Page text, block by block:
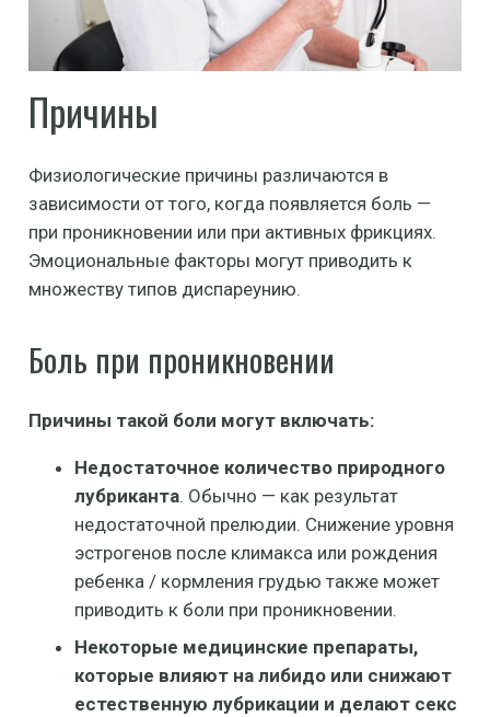
Причины
Физиологические причины различаются в
зависимости от того, когда появляется боль —
при проникновении или при активных фрикциях.
Эмоциональные факторы могут приводить к
множеству типов диспареунию.
Боль при проникновении
Причины такой боли могут включать:
Недостаточное количество природного
лубриканта. Обычно — как результат
недостаточной прелюдии. Снижение уровня
эстрогенов после климакса или рождения
ребенка / кормления грудью также может
приводить к боли при проникновении.
Некоторые медицинские препараты,
которые влияют на либидо или снижают
естественную лубрикации и делают секс